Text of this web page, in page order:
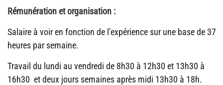
Rémunération et organisation :
Salaire à voir en fonction de l’expérience sur une base de 37
heures par semaine.
Travail du lundi au vendredi de 8h30 à 12h30 et 13h30 à
16h30 et deux jours semaines après midi 13h30 à 18h.